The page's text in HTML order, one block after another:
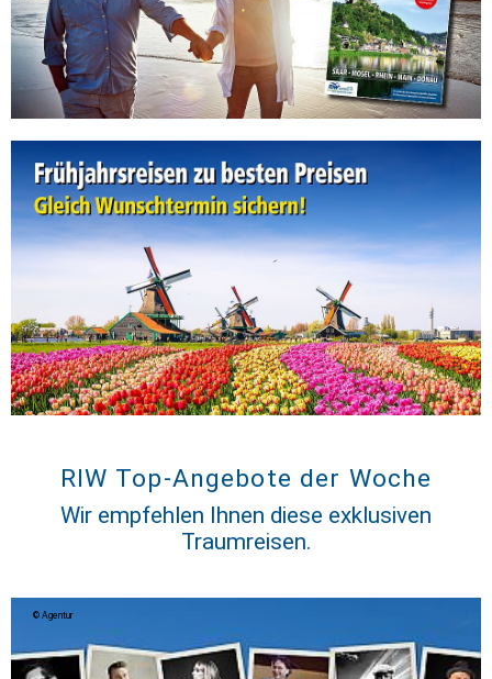
RIW Top-Angebote der Woche
Wir empfehlen Ihnen diese exklusiven
Traumreisen.
Agentur